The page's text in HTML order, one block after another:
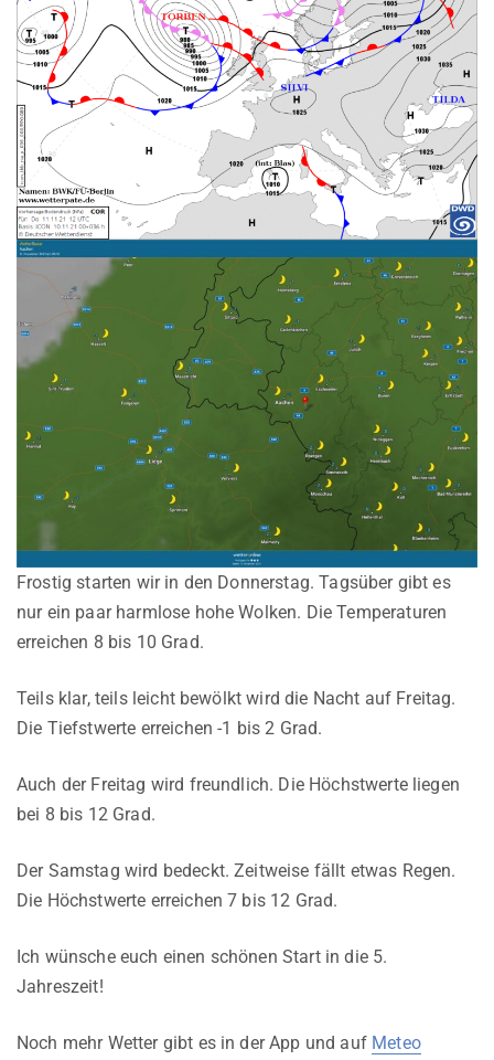
Frostig starten wir in den Donnerstag. Tagsüber gibt es
nur ein paar harmlose hohe Wolken. Die Temperaturen
erreichen 8 bis 10 Grad.
Teils klar, teils leicht bewölkt wird die Nacht auf Freitag.
Die Tiefstwerte erreichen -1 bis 2 Grad.
Auch der Freitag wird freundlich. Die Höchstwerte liegen
bei 8 bis 12 Grad.
Der Samstag wird bedeckt. Zeitweise fällt etwas Regen.
Die Höchstwerte erreichen 7 bis 12 Grad.
Ich wünsche euch einen schönen Start in die 5.
Jahreszeit!
Noch mehr Wetter gibt es in der App und auf Meteo